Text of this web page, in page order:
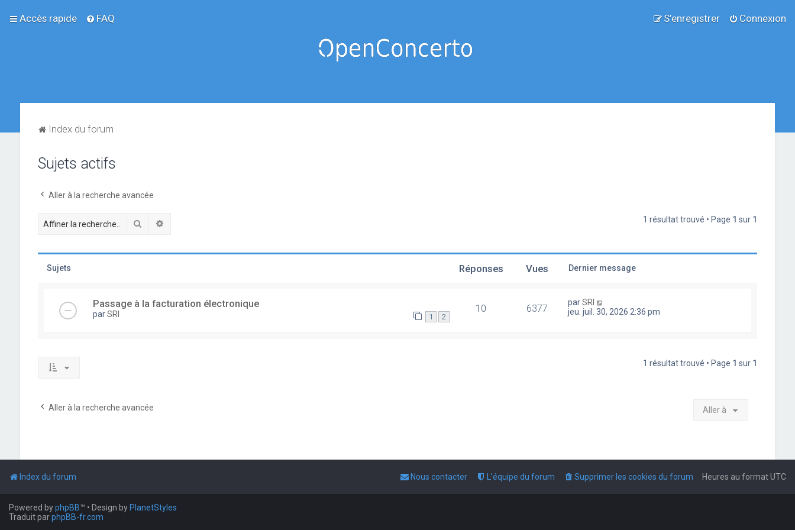
Accès rapide FAQ Connexion
S’enregistrer
Index du forum
Sujets actifs
Aller à la recherche avancée
Rechercher 1 résultat trouvé • Page 1 sur 1
Sujets Réponses Vues Dernier message
Passage à la facturation électronique
parSRI 1 2
10 6377 parSRI
jeu. juil. 30, 2026 2:36 pm
1 résultat trouvé • Page 1 sur 1
Aller à la recherche avancée Aller à
Index du forum Heures au formatUTC
Supprimer les cookies du forum
L’équipe du forum
Nous contacter
Powered byphpBB™ • Design by PlanetStyles
Traduit parphpBB-fr.com